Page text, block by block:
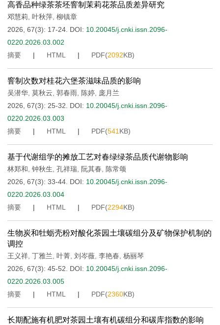
高香品种绿茶茶坯窨制茉莉花茶品质差异研究
邓慧莉 叶秋萍 柳镇章
2026, 67(3): 17-24. DOI: 10.20045/j.cnki.issn.2096-
0220.2026.03.002
摘要
| HTML | PDF(2092KB)
窨制次数对桂花六堡茶滋味品质的影响
吴潜华 莫秋云 郭春雨 陈婷
庞月兰
2026, 67(3): 25-32.
DOI: 10.20045/j.cnki.issn.2096-
0220.2026.03.003
摘要
| HTML | PDF(541 KB)
基于代谢组学的摊放工艺对春绿绿茶品质代谢物影响
林郑和 钟秋生 孔祥瑞 阮其春
陈常颂
2026, 67(3): 33-44. DOI: 10.20045/j.cnki.issn.2096-
0220.2026.03.004
摘要
| HTML | PDF(2294KB)
生物炭和牡蛎壳粉对酸化茶园土壤碳组分及矿物保护机制的
调控
王义祥 丁雅兰 叶菁 刘岑薇 李艳春 杨丽琴
2026, 67(3): 45-52.
DOI: 10.20045/j.cnki.issn.2096-
0220.2026.03.005
摘要
| HTML | PDF(2360KB)
长期配施有机肥对茶园土壤有机碳组分和碳库指数的影响